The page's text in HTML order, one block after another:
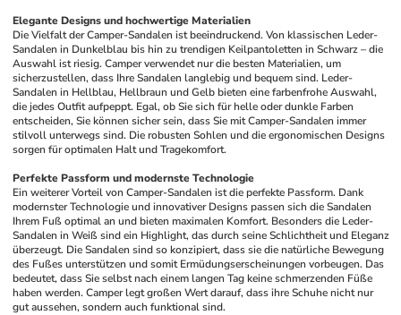
Elegante Designs und hochwertige Materialien
Die Vielfalt der Camper-Sandalen ist beeindruckend. Von klassischen Leder-
Sandalen in Dunkelblau bis hin zu trendigen Keilpantoletten in Schwarz – die
Auswahl ist riesig. Camper verwendet nur die besten Materialien, um
sicherzustellen, dass Ihre Sandalen langlebig und bequem sind. Leder-
Sandalen in Hellblau, Hellbraun und Gelb bieten eine farbenfrohe Auswahl,
die jedes Outfit aufpeppt. Egal, ob Sie sich für helle oder dunkle Farben
entscheiden, Sie können sicher sein, dass Sie mit Camper-Sandalen immer
stilvoll unterwegs sind. Die robusten Sohlen und die ergonomischen Designs
sorgen für optimalen Halt und Tragekomfort.
Perfekte Passform und modernste Technologie
Ein weiterer Vorteil von Camper-Sandalen ist die perfekte Passform. Dank
modernster Technologie und innovativer Designs passen sich die Sandalen
Ihrem Fuß optimal an und bieten maximalen Komfort. Besonders die Leder-
Sandalen in Weiß sind ein Highlight, das durch seine Schlichtheit und Eleganz
überzeugt. Die Sandalen sind so konzipiert, dass sie die natürliche Bewegung
des Fußes unterstützen und somit Ermüdungserscheinungen vorbeugen. Das
bedeutet, dass Sie selbst nach einem langen Tag keine schmerzenden Füße
haben werden. Camper legt großen Wert darauf, dass ihre Schuhe nicht nur
gut aussehen, sondern auch funktional sind.